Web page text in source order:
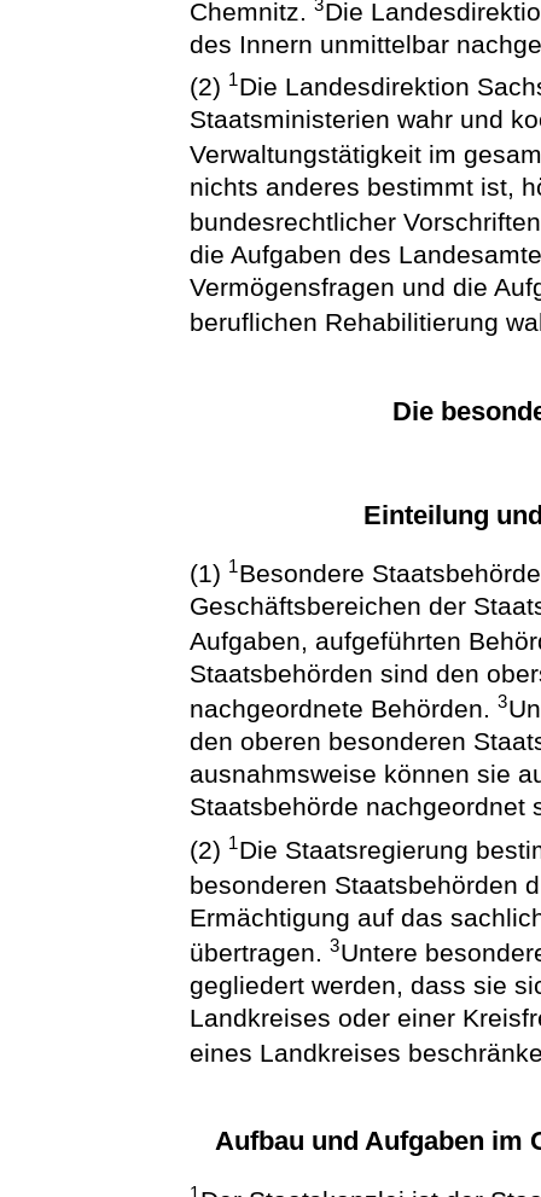
Chemnitz.3Die
des Innern unmittelbar
(2) 1Die Landesdirektion
Staatsministerien wahr und
Verwaltungstätigkeit im
nichts anderes bestimmt ist,
bundesrechtlicher
die Aufgaben des
Vermögensfragen und die
beruflichen Rehabilitierung
Die
Einteilung
(1) 1Besondere
Geschäftsbereichen der
Aufgaben, aufgeführten
Staatsbehörden sind den
nachgeordnete Behörden.3
den oberen besonderen
ausnahmsweise können sie
Staatsbehörde nachgeordnet
(2) 1Die Staatsregierung
besonderen Staatsbehörden
Ermächtigung auf das
übertragen.3Untere
gegliedert werden, dass sie
Landkreises oder einer
eines Landkreises
Aufbau und Aufgaben im
1